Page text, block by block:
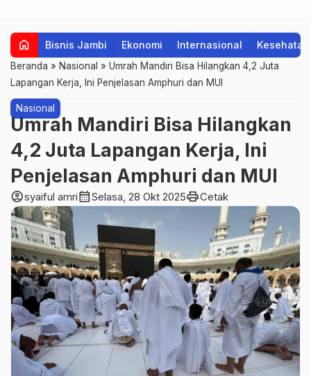
home Bisnis Jambi Ekonomi Internasional Kesehatan
Beranda » Nasional » Umrah Mandiri Bisa Hilangkan 4,2 Juta
Lapangan Kerja, Ini Penjelasan Amphuri dan MUI
Nasional
Umrah Mandiri Bisa Hilangkan
4,2 Juta Lapangan Kerja, Ini
Penjelasan Amphuri dan MUI
account_circlesyaiful amricalendar_monthSelasa, 28 Okt 2025printCetak